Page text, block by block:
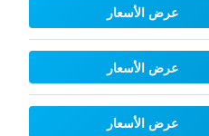
عرض الأسعار
عرض الأسعار
عرض الأسعار